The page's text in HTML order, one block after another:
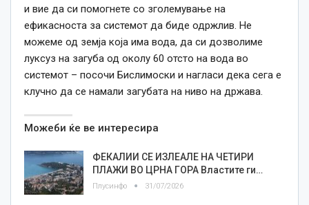
и вие да си помогнете со зголемување на
ефикасноста за системот да биде одржлив. Не
можеме од земја која има вода, да си дозволиме
луксуз на загуба од околу 60 отсто на вода во
системот – посочи Бислимоски и нагласи дека сега е
клучно да се намали загубата на ниво на држава.
Можеби ќе ве интересира
ФЕКАЛИИ СЕ ИЗЛЕАЛЕ НА ЧЕТИРИ
ПЛАЖИ ВО ЦРНА ГОРА Властите ги…
Плусинфо 31/07/2026